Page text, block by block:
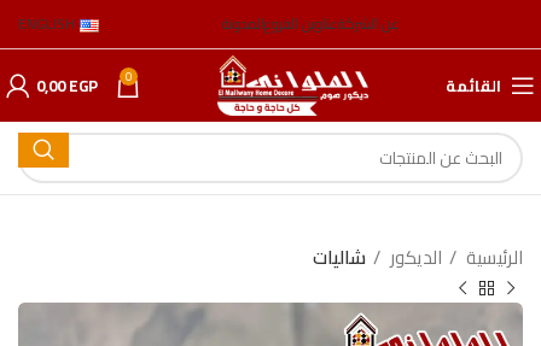
عن الشركةعناوين الفروعالمدونة ENGLISH
القائمة 0
0,00EGP
الرئيسية الدیكور شالیات